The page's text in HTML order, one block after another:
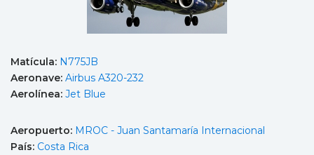
Matícula: N775JB
Aeronave: Airbus A320-232
Aerolínea: Jet Blue
Aeropuerto: MROC - Juan Santamaría Internacional
País: Costa Rica